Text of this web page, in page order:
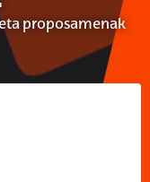
proposamenak